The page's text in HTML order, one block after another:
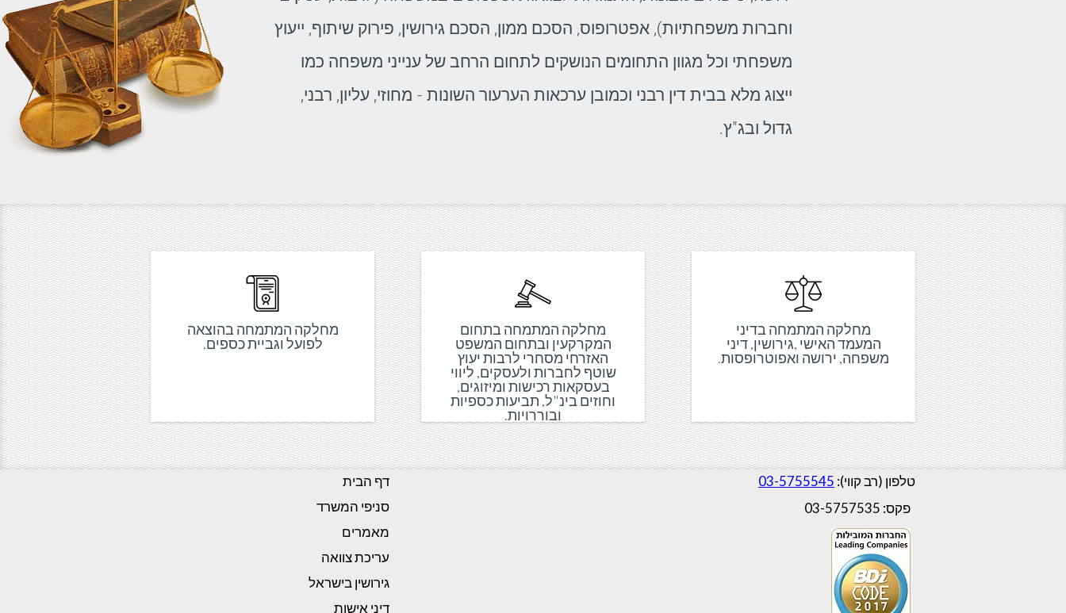
וחברות משפחתיות), אפטרופוס, הסכם ממון, הסכם גירושין, פירוק שיתוף, ייעוץ
משפחתי וכל מגוון התחומים הנושקים לתחום הרחב של ענייני משפחה כמו
ייצוג מלא בבית דין רבני וכמובן ערכאות הערעור השונות - מחוזי, עליון, רבני,
גדול ובג"ץ.
מחלקה המתמחה בהוצאה
לפועל וגביית כספים.
מחלקה המתמחה בתחום
המקרקעין ובתחום המשפט
האזרחי מסחרי לרבות יעוץ
שוטף לחברות ולעסקים, ליווי
בעסקאות רכישות ומיזוגים,
וחוזים בינ"ל, תביעות כספיות
ובוררויות.
מחלקה המתמחה בדיני
המעמד האישי ,גירושין, דיני
משפחה, ירושה ואפוטרופסות.
דף הבית
סניפי המשרד
מאמרים
עריכת צוואה
גירושין בישראל
דיני אישות
טלפון (רב קווי): 03-5755545
פקס: 03-5757535